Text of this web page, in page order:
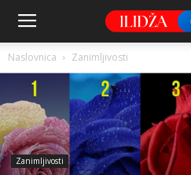
Naslovnica Zanimljivosti
Zanimljivosti